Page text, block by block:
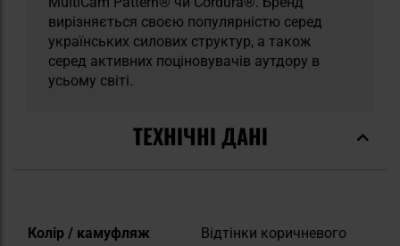
вирізняється своєю популярністю серед
українських силових структур, а також
серед активних поціновувачів аутдору в
усьому світі.
ТЕХНІЧНІ ДАНІ
Докладніше
Колір / камуфляж
Відтінки коричневого